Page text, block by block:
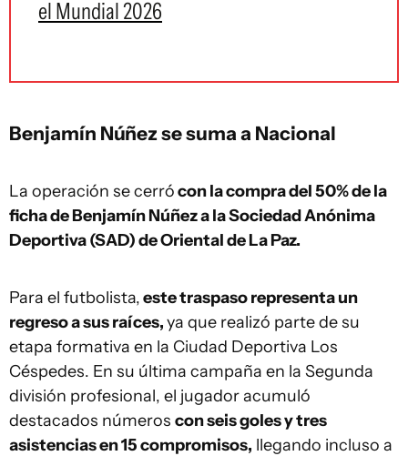
el Mundial 2026
Benjamín Núñez se suma a Nacional
La operación se cerrócon la compra del 50% de la
ficha de Benjamín Núñez a la Sociedad Anónima
Deportiva (SAD) de Oriental de La Paz.
Para el futbolista,este traspaso representa un
regreso a sus raíces,ya que realizó parte de su
etapa formativa en la Ciudad Deportiva Los
Céspedes. En su última campaña en la Segunda
división profesional, el jugador acumuló
destacados números con seis goles y tres
asistencias en 15 compromisos, llegando incluso a